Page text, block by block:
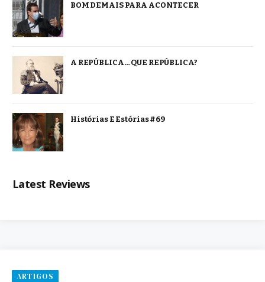
BOM DEMAIS PARA ACONTECER
A REPÚBLICA… QUE REPÚBLICA?
Histórias E Estórias #69
Latest Reviews
ARTIGOS